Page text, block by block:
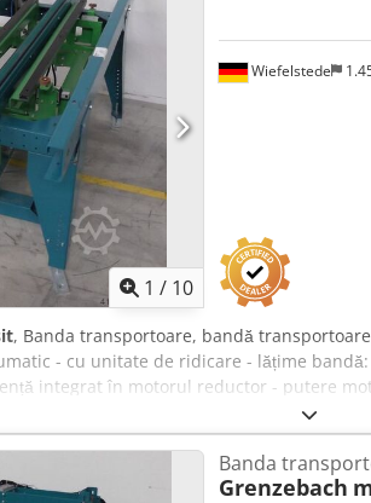
1 / 10
Wiefelstede
, Banda transportoare, bandă
- cu unitate de ridicare - lățime
integrat în motorul reductor - putere
1120/H960 mm - greutate: aprox. 300 kg
Banda
Grenzebach